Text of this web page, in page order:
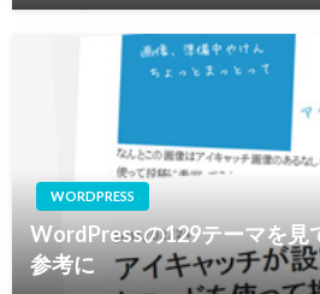
WORDPRESS
WordPressの129テーマを見
参考に